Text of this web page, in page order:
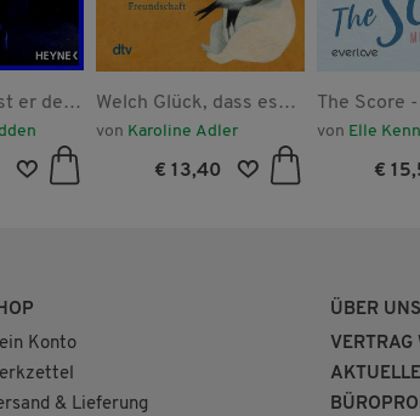
er dein
dein
Welch Glück, dass es
dich gibt
von Karoline Adler
€ 13,40
The Score
Herz
von Elle
€
Konto
& Lieferung
ÜBER UNS
VERTRAG